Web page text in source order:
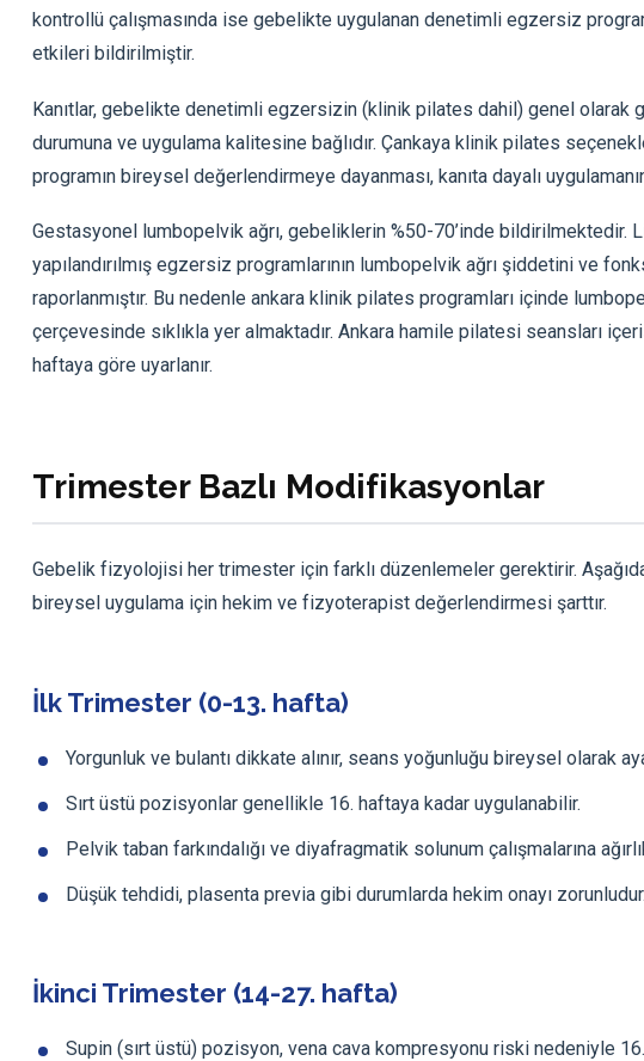
kontrollü çalışmasında ise gebelikte uygulanan denetimli egzersiz
etkileri bildirilmiştir.
Kanıtlar, gebelikte denetimli egzersizin (klinik pilates dahil) genel
durumuna ve uygulama kalitesine bağlıdır. Çankaya klinik pilates
programın bireysel değerlendirmeye dayanması, kanıta dayalı
Gestasyonel lumbopelvik ağrı, gebeliklerin %50-70’inde
yapılandırılmış egzersiz programlarının lumbopelvik ağrı şiddetini ve
raporlanmıştır. Bu nedenle ankara klinik pilates programları içinde
çerçevesinde sıklıkla yer almaktadır. Ankara hamile pilatesi seansları
haftaya göre uyarlanır.
Trimester Bazlı Modifikasyonlar
Gebelik fizyolojisi her trimester için farklı düzenlemeler gerektirir.
bireysel uygulama için hekim ve fizyoterapist değerlendirmesi şarttır.
İlk Trimester (0-13. hafta)
Yorgunluk ve bulantı dikkate alınır, seans yoğunluğu bireysel olarak
Sırt üstü pozisyonlar genellikle 16. haftaya kadar uygulanabilir.
Pelvik taban farkındalığı ve diyafragmatik solunum çalışmalarına
Düşük tehdidi, plasenta previa gibi durumlarda hekim onayı zorunludur.
İkinci Trimester (14-27. hafta)
Supin (sırt üstü) pozisyon, vena cava kompresyonu riski nedeniyle